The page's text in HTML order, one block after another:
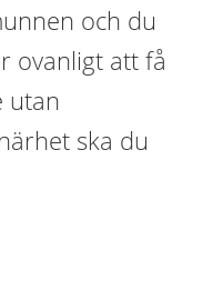
och du
ovanligt att få
utan
ska du